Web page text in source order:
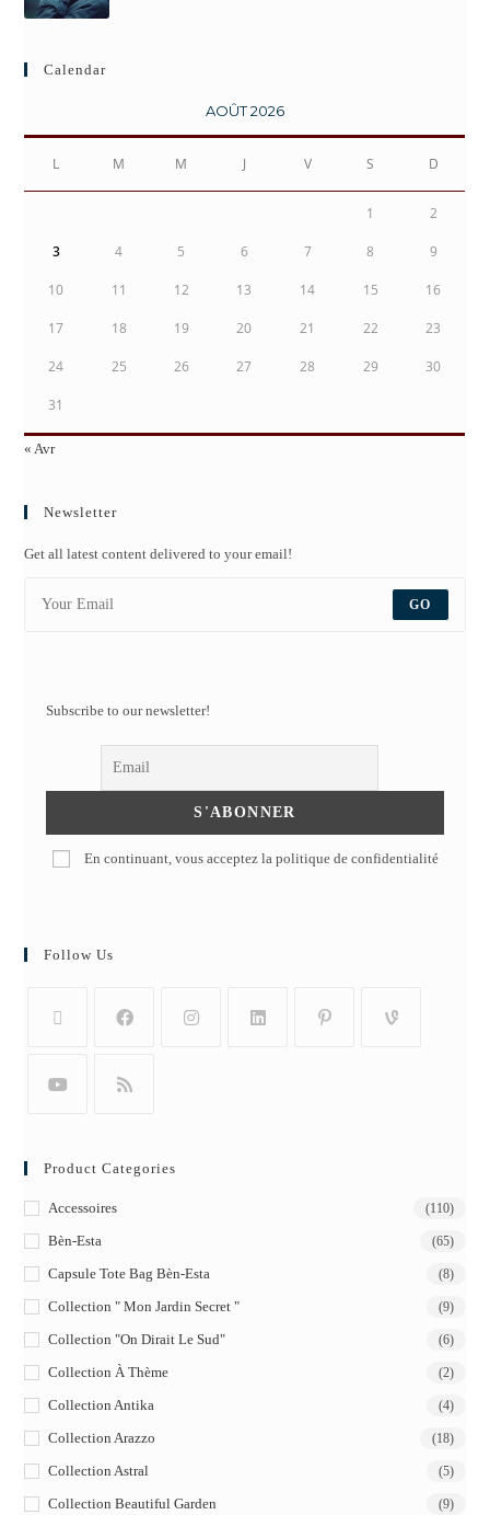
Calendar
AOÛT 2026
L M M J V S D
1 2
3 4 5 6 7 8 9
10 11 12 13 14 15 16
17 18 19 20 21 22 23
24 25 26 27 28 29 30
31
« Avr
Newsletter
Get all latest content delivered to your email!
GO
Subscribe to our newsletter!
En continuant, vous acceptez la politique de confidentialité
Follow Us
Product Categories
Accessoires (110)
Bèn-Esta (65)
Capsule Tote Bag Bèn-Esta (8)
Collection " Mon Jardin Secret " (9)
Collection "On Dirait Le Sud" (6)
Collection À Thème (2)
Collection Antika (4)
Collection Arazzo (18)
Collection Astral (5)
Collection Beautiful Garden (9)